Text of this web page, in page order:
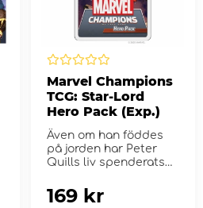
Marvel Champions
TCG: Star-Lord
Hero Pack (Exp.)
Även om han föddes
på jorden har Peter
Quills liv spenderats
169 kr